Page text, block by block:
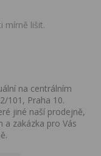
mírně lišit.
na centrálním
101, Praha 10.
jiné naší prodejně,
a zakázka pro Vás